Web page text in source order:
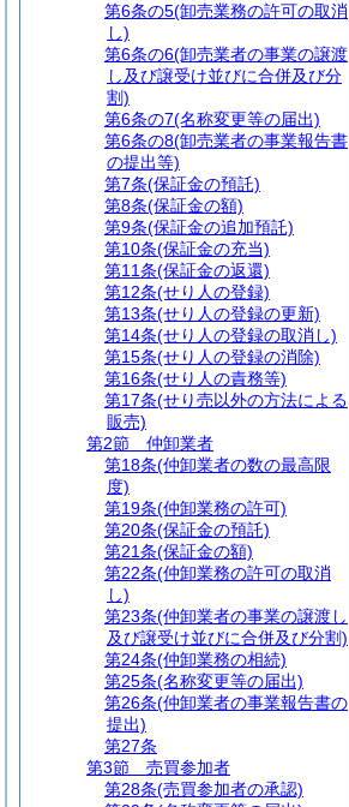
第6条の5(卸売業務の許可の取消
し)
第6条の6(卸売業者の事業の譲渡
し及び譲受け並びに合併及び分
割)
第6条の7(名称変更等の届出)
第6条の8(卸売業者の事業報告書
の提出等)
第7条(保証金の預託)
第8条(保証金の額)
第9条(保証金の追加預託)
第10条(保証金の充当)
第11条(保証金の返還)
第12条(せり人の登録)
第13条(せり人の登録の更新)
第14条(せり人の登録の取消し)
第15条(せり人の登録の消除)
第16条(せり人の責務等)
第17条(せり売以外の方法による
販売)
第2節
仲卸業者
第18条(仲卸業者の数の最高限
度)
第19条(仲卸業務の許可)
第20条(保証金の預託)
第21条(保証金の額)
第22条(仲卸業務の許可の取消
し)
第23条(仲卸業者の事業の譲渡し
及び譲受け並びに合併及び分割)
第24条(仲卸業務の相続)
第25条(名称変更等の届出)
第26条(仲卸業者の事業報告書の
提出)
第27条
第3節
売買参加者
第28条(売買参加者の承認)